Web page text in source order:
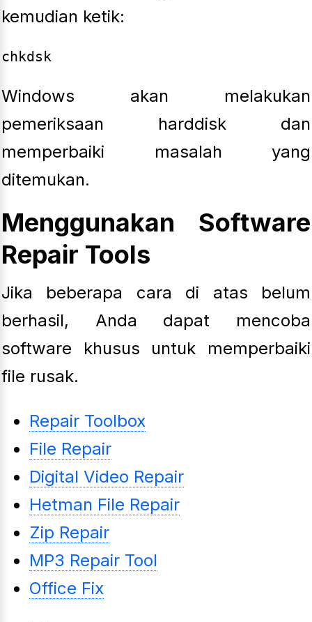
kemudian ketik:
Windows akan melakukan
pemeriksaan harddisk dan
memperbaiki masalah yang
ditemukan.
Menggunakan Software
Repair Tools
Jika beberapa cara di atas belum
berhasil, Anda dapat mencoba
software khusus untuk memperbaiki
file rusak.
Repair Toolbox
File Repair
Digital Video Repair
Hetman File Repair
Zip Repair
MP3 Repair Tool
Office Fix